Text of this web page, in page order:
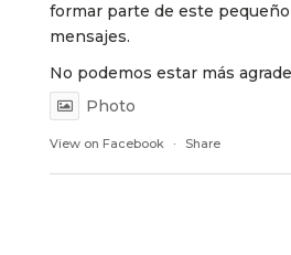
formar parte de este
mensajes.
No podemos estar más
Photo
View on Facebook · Share